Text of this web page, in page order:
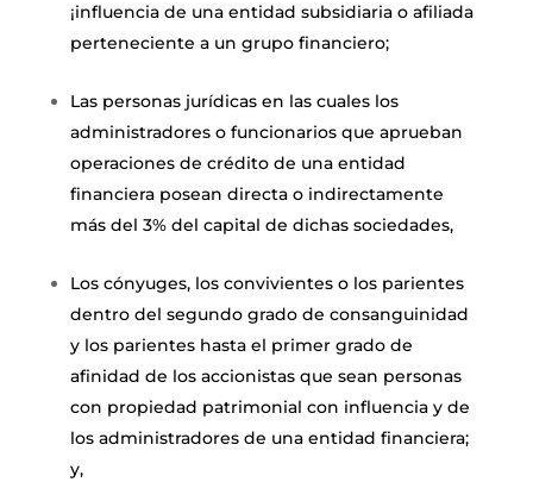
¡influencia de una entidad subsidiaria o afiliada
perteneciente a un grupo financiero;
Las personas jurídicas en las cuales los
administradores o funcionarios que aprueban
operaciones de crédito de una entidad
financiera posean directa o indirectamente
más del 3% del capital de dichas sociedades,
Los cónyuges, los convivientes o los parientes
dentro del segundo grado de consanguinidad
y los parientes hasta el primer grado de
afinidad de los accionistas que sean personas
con propiedad patrimonial con influencia y de
los administradores de una entidad financiera;
y,